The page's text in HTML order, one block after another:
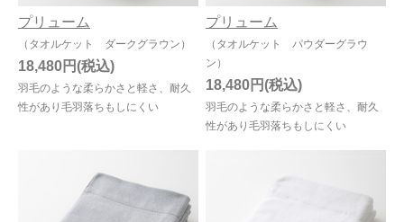
プリューム
（タオルケット ダークグラウン）
羽毛のような柔らかさと軽さ、耐久
性があり毛羽落ちもしにくい
18,480円
プリューム
（タオルケット パウダーグラウ
ン）
羽毛のような柔らかさと軽さ、耐久
性があり毛羽落ちもしにくい
18,480円